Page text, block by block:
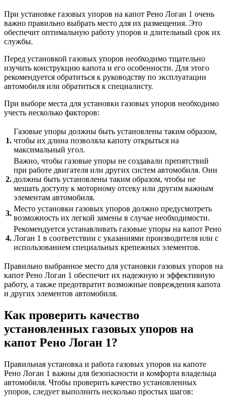
При установке газовых упоров на капот Рено Логан 1 очень
важно правильно выбрать место для их размещения. Это
обеспечит оптимальную работу упоров и длительный срок их
службы.
Перед установкой газовых упоров необходимо тщательно
изучить конструкцию капота и его особенности. Для этого
рекомендуется обратиться к руководству по эксплуатации
автомобиля или обратиться к специалисту.
При выборе места для установки газовых упоров необходимо
учесть несколько факторов:
1.
Газовые упоры должны быть установлены таким образом,
чтобы их длина позволяла капоту открыться на
максимальный угол.
2.
Важно, чтобы газовые упоры не создавали препятствий
при работе двигателя или других систем автомобиля. Они
должны быть установлены таким образом, чтобы не
мешать доступу к моторному отсеку или другим важным
элементам автомобиля.
3.
Место установки газовых упоров должно предусмотреть
возможность их легкой замены в случае необходимости.
4.
Рекомендуется устанавливать газовые упоры на капот Рено
Логан 1 в соответствии с указаниями производителя или с
использованием специальных крепежных элементов.
Правильно выбранное место для установки газовых упоров на
капот Рено Логан 1 обеспечит их надежную и эффективную
работу, а также предотвратит возможные повреждения капота
и других элементов автомобиля.
Как проверить качество
установленных газовых упоров на
капот Рено Логан 1?
Правильная установка и работа газовых упоров на капоте
Рено Логан 1 важны для безопасности и комфорта владельца
автомобиля. Чтобы проверить качество установленных
упоров, следует выполнить несколько простых шагов: